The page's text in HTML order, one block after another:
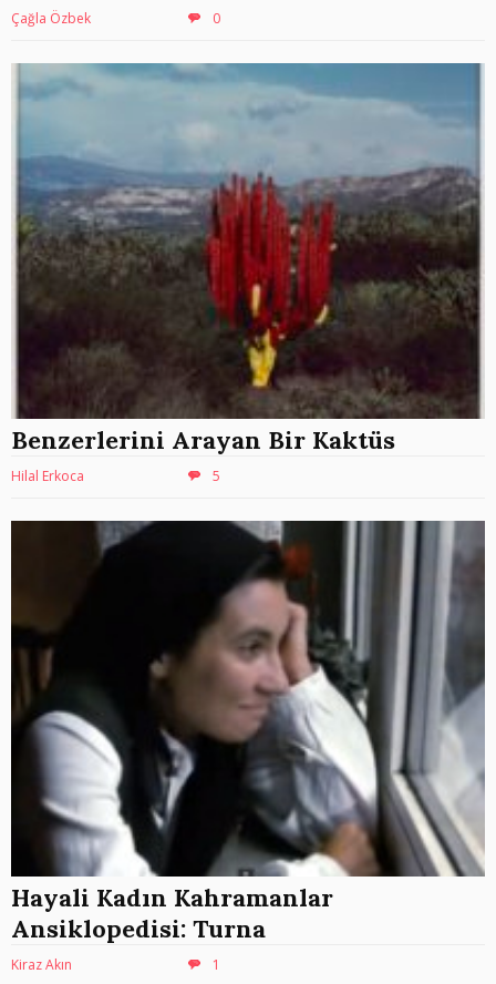
Çağla Özbek 0
Benzerlerini Arayan Bir Kaktüs
Hilal Erkoca 5
Hayali Kadın Kahramanlar
Ansiklopedisi: Turna
Kiraz Akın 1